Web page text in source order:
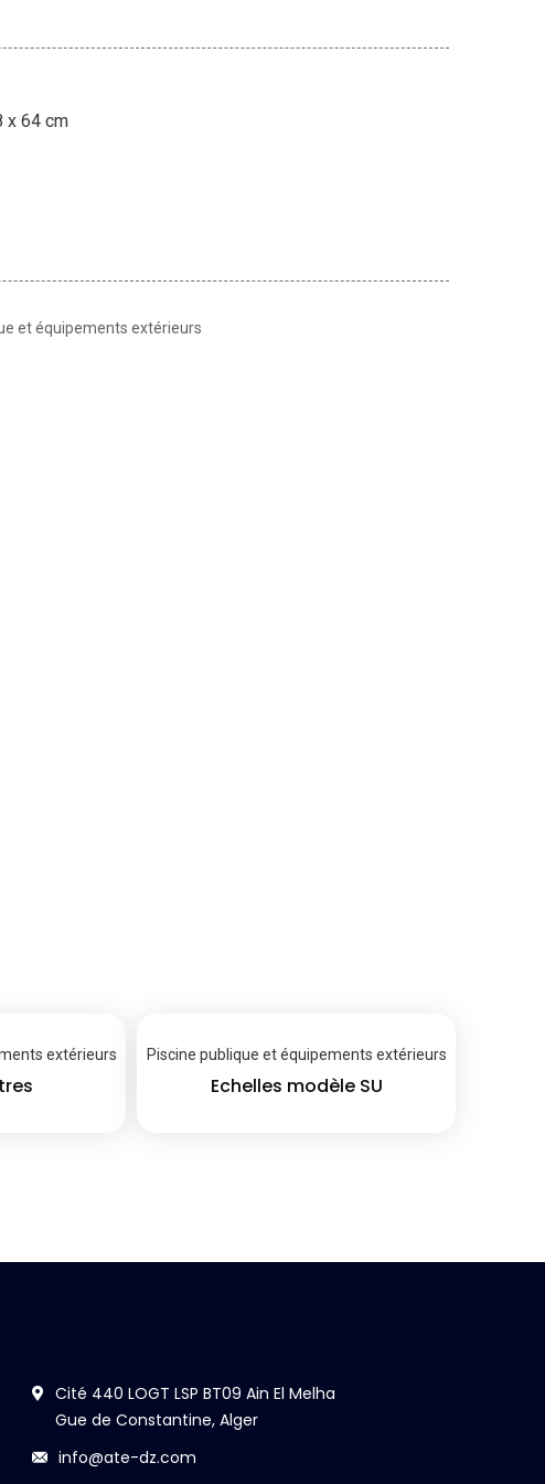
x 64 cm
et équipements extérieurs
extérieurs Piscine publique et équipements extérieurs
Echelles modèle SU
Cité 440 LOGT LSP BT09 Ain El Melha
Gue de Constantine, Alger
info@ate-dz.com